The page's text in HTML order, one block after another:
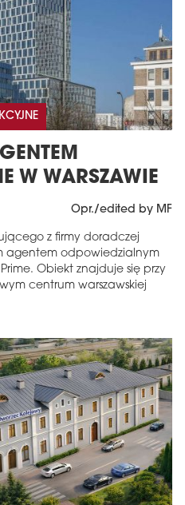
W WARSZAWIE
Opr./edited by MF
z firmy doradczej
agentem odpowiedzialnym
Obiekt znajduje się przy
centrum warszawskiej